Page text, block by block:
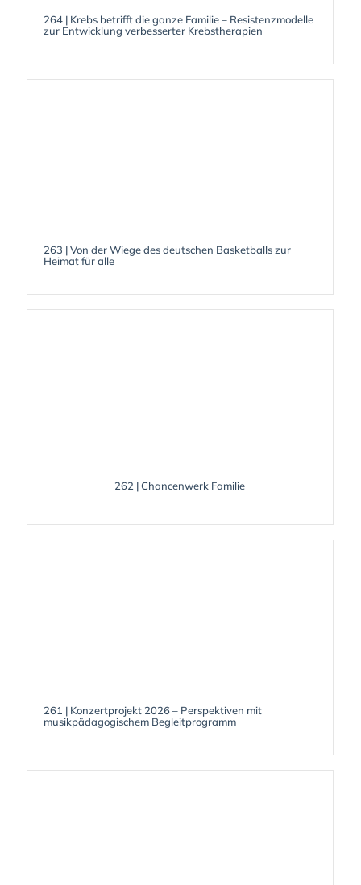
264 | Krebs betrifft die ganze Familie – Resistenzmodelle
zur Entwicklung verbesserter Krebstherapien
263 | Von der Wiege des deutschen Basketballs zur
Heimat für alle
262 | Chancenwerk Familie
261 | Konzertprojekt 2026 – Perspektiven mit
musikpädagogischem Begleitprogramm